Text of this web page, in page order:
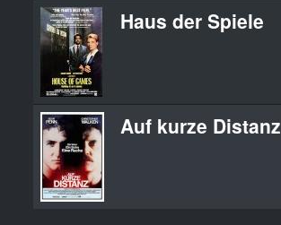
Haus der Spiele
Auf kurze Distanz